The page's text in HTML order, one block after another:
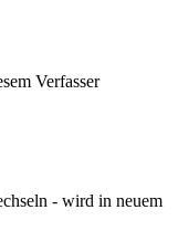
Verfasser
- wird in neuem